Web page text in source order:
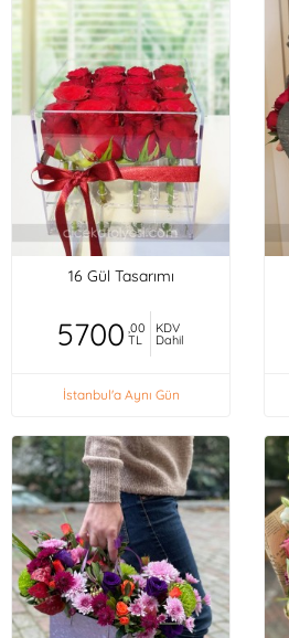
16 Gül Tasarımı
5700 ,00
TL
KDV
Dahil
İstanbul'a Aynı Gün